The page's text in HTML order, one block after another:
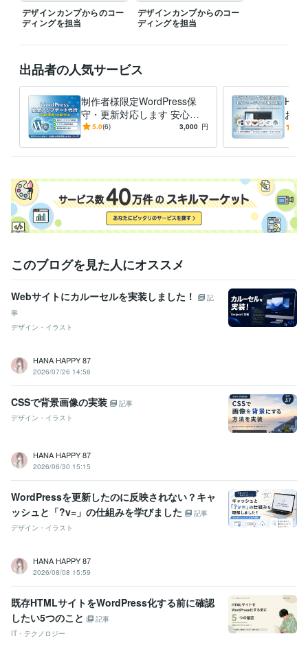
デザインカンプからのコー
ディングを担当
デザインカンプからのコー
ディングを担当
出品者の人気サービス
制作者様限定WordPress保
守・更新対応します 安心・
安全なサイト運用を、全力で
5.0(6) 3,000 円
お手
るコ
このブログを見た人にオススメ
Webサイトにカルーセルを実装しました！
記
事
デザイン・イラスト
HANA HAPPY 87
2026/07/26 14:56
CSSで背景画像の実装
記事
デザイン・イラスト
HANA HAPPY 87
2026/06/30 15:15
WordPressを更新したのに反映されない？キャ
ッシュと「?v=」の仕組みを学びました
記事
デザイン・イラスト
HANA HAPPY 87
2026/08/08 15:59
既存HTMLサイトをWordPress化する前に確認
したい5つのこと
記事
IT・テクノロジー